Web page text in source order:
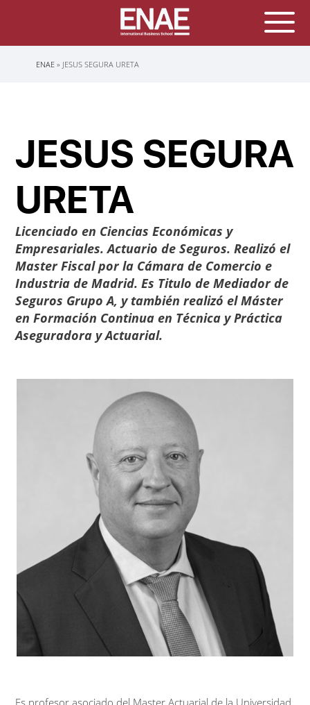
Sobrescribir
ENAE JESUS SEGURA URETA
JESUS SEGURA
URETA
Licenciado en Ciencias Económicas y
Empresariales. Actuario de Seguros. Realizó el
Master Fiscal por la Cámara de Comercio e
Industria de Madrid. Es Titulo de Mediador de
Seguros Grupo A, y también realizó el Máster
en Formación Continua en Técnica y Práctica
Aseguradora y Actuarial.
Es profesor asociado del Master Actuarial de la Universidad